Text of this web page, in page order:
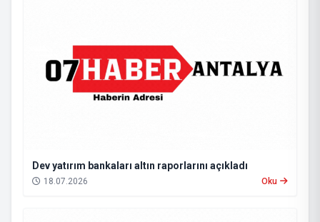
Dev yatırım bankaları altın raporlarını açıkladı
18.07.2026 Oku